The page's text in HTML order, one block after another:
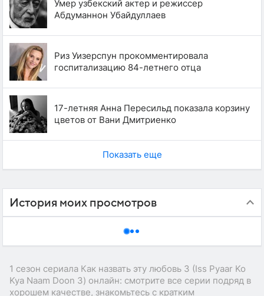
Умер узбекский актер и режиссер
Абдуманнон Убайдуллаев
Риз Уизерспун прокомментировала
госпитализацию 84-летнего отца
17-летняя Анна Пересильд показала корзину
цветов от Вани Дмитриенко
Показать еще
История моих просмотров
1 сезон сериала Как назвать эту любовь 3 (Iss Pyaar Ko
Kya Naam Doon 3) онлайн: смотрите все серии подряд в
хорошем качестве, знакомьтесь с кратким